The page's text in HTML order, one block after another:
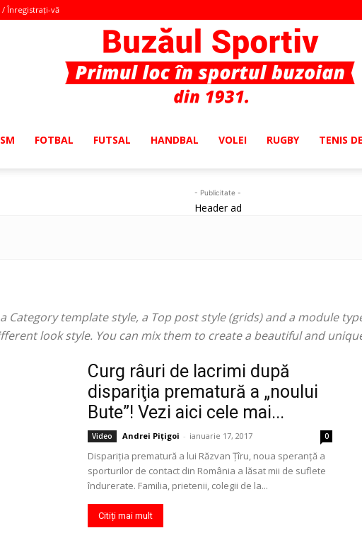
Înregistrați-vă
FOTBAL FUTSAL HANDBAL VOLEI RUGBY TENIS
- Publicitate -
Header ad
Category template style, a Top post style (grids) and a module
look style. You can mix them to create a beautiful and
Curg râuri de lacrimi după
dispariţia prematură a „noului
Bute”! Vezi aici cele mai...
Video Andrei Pițigoi - ianuarie 17, 2017 0
Dispariţia prematură a lui Răzvan Ţîru, noua speranţă a
sporturilor de contact din România a lăsat mii de suflete
îndurerate. Familia, prietenii, colegii de la...
Citiți mai mult